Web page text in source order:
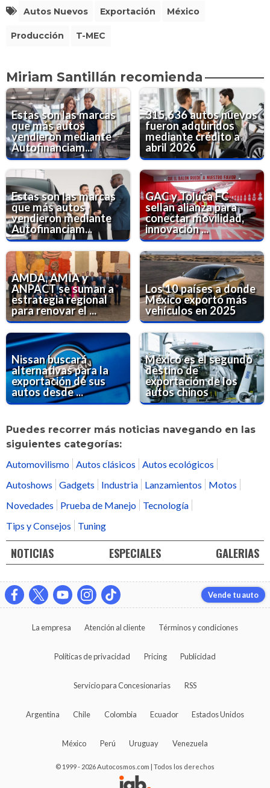
Autos Nuevos Exportación México
Producción T-MEC
Miriam Santillán recomienda
Estas son las marcas
que más autos
vendieron mediante
Autofinanciam...
315,636 autos nuevos
fueron adquiridos
mediante crédito a
abril 2026
Estas son las marcas
que más autos
vendieron mediante
Autofinanciam...
GAC y Toluca FC
sellan alianza para
conectar movilidad,
innovación ...
AMDA, AMIA y
ANPACT se suman a
estrategia regional
para renovar el ...
Los 10 países a donde
México exportó más
vehículos en 2025
Nissan buscará
alternativas para la
exportación de sus
autos desde ...
México es el segundo
destino de
exportación de los
autos chinos
Puedes recorrer más noticias navegando en las
siguientes categorías:
Automovilismo Autos clásicos
Autos ecológicos
Autoshows
Gadgets Industria Lanzamientos
Motos
Novedades
Prueba de Manejo
Tecnología
Tips y Consejos
Tuning
NOTICIAS ESPECIALES GALERIAS
Vende tu auto
La empresa Atención al cliente Términos y condiciones
Políticas de privacidad Pricing Publicidad
Servicio para Concesionarias RSS
Argentina Chile Colombia Ecuador Estados Unidos
México Perú Uruguay Venezuela
© 1999 - 2026 Autocosmos.com | Todos los derechos